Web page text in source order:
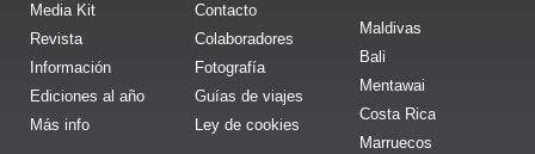
Media Kit
Revista
Información
Ediciones al año
Más info
Contacto
Colaboradores
Fotografía
Guías de viajes
Ley de cookies
Maldivas
Bali
Mentawai
Costa Rica
Marruecos